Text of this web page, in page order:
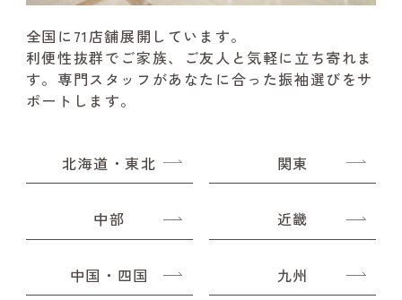
全国に71店舗展開しています。
利便性抜群でご家族、ご友人と気軽に立ち寄れま
す。 専門スタッフがあなたに合った振袖選びをサ
ポートします。
北海道・東北 関東
中部 近畿
中国・四国
九州